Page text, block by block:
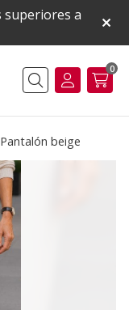
a
Buscar
0
Pantalón beige